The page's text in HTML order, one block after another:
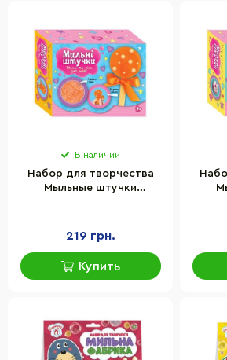
В наличии
Набор для творчества
Мыльные штучки
ванны
219 грн.
Купить